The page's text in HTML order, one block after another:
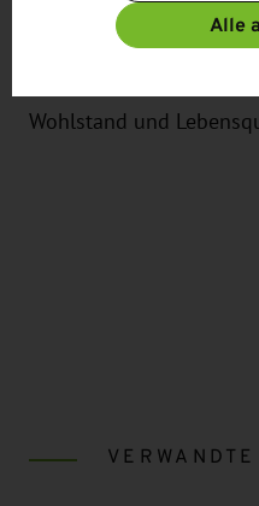
in Zukunft eine
wirtschaftliche
Wohlstand und
Weitere InformationenAlle